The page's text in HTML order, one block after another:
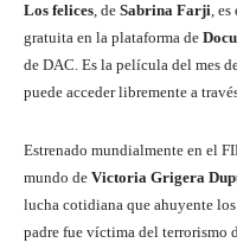
Los felices, de Sabrina Farji, es
gratuita en la plataforma de
de DAC. Es la película del mes
puede acceder libremente a
Estrenado mundialmente en el
mundo de Victoria Grigera
lucha cotidiana que ahuyente los
padre fue víctima del terrorismo